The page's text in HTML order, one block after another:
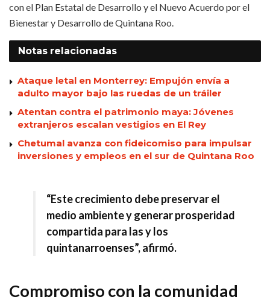
con el Plan Estatal de Desarrollo y el Nuevo Acuerdo por el
Bienestar y Desarrollo de Quintana Roo.
Notas relacionadas
Ataque letal en Monterrey: Empujón envía a
adulto mayor bajo las ruedas de un tráiler
Atentan contra el patrimonio maya: Jóvenes
extranjeros escalan vestigios en El Rey
Chetumal avanza con fideicomiso para impulsar
inversiones y empleos en el sur de Quintana Roo
“Este crecimiento debe preservar el
medio ambiente y generar prosperidad
compartida para las y los
quintanarroenses”, afirmó.
Compromiso con la comunidad